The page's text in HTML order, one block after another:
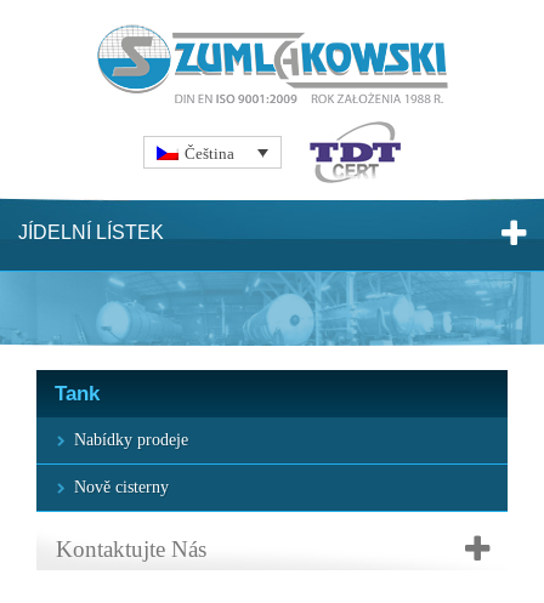
Čeština
JÍDELNÍ LÍSTEK
Tank
Nabídky prodeje
Nově cisterny
Kontaktujte Nás